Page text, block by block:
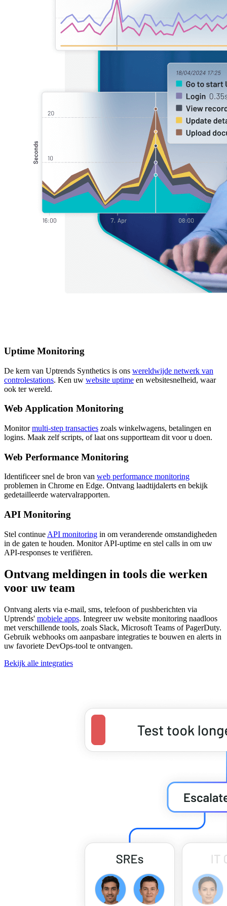
Uptime Monitoring
De kern van Uptrends Synthetics is ons wereldwijde netwerk van
controlestations. Ken uw website uptime en websitesnelheid, waar
ook ter wereld.
Web Application Monitoring
Monitormulti-step transacties zoals winkelwagens, betalingen en
logins. Maak zelf scripts, of laat ons supportteam dit voor u doen.
Web Performance Monitoring
Identificeer snel de bron van web performance monitoring
problemen in Chrome en Edge. Ontvang laadtijdalerts en bekijk
gedetailleerde watervalrapporten.
API Monitoring
Stel continue API monitoring in om veranderende omstandigheden
in de gaten te houden. Monitor API-uptime en stel calls in om uw
API-responses te verifiëren.
Ontvang meldingen in tools die werken
voor uw team
Ontvang alerts via e-mail, sms, telefoon of pushberichten via
Uptrends' mobiele apps. Integreer uw website monitoring naadloos
met verschillende tools, zoals Slack, Microsoft Teams of PagerDuty.
Gebruik webhooks om aanpasbare integraties te bouwen en alerts in
uw favoriete DevOps-tool te ontvangen.
Bekijk alle integraties